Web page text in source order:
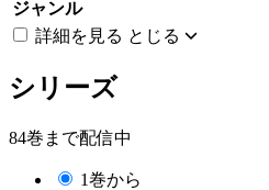
ジャンル
詳細を見る とじる
シリーズ
84巻まで配信中
1巻から